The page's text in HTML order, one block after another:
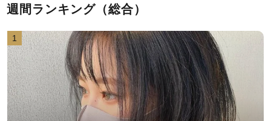
週間ランキング（総合）
1